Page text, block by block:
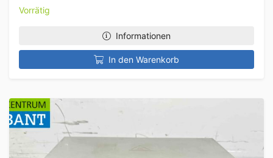
Vorrätig
Informationen
In den Warenkorb